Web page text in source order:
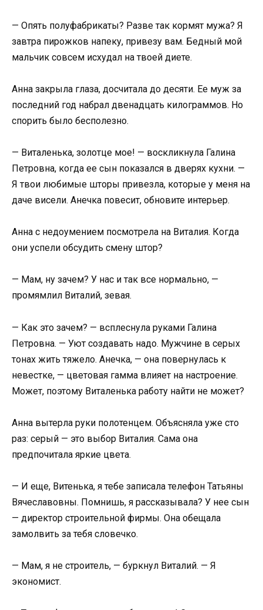
— Опять полуфабрикаты? Разве так кормят мужа? Я
завтра пирожков напеку, привезу вам. Бедный мой
мальчик совсем исхудал на твоей диете.
Анна закрыла глаза, досчитала до десяти. Ее муж за
последний год набрал двенадцать килограммов. Но
спорить было бесполезно.
— Виталенька, золотце мое! — воскликнула Галина
Петровна, когда ее сын показался в дверях кухни. —
Я твои любимые шторы привезла, которые у меня на
даче висели. Анечка повесит, обновите интерьер.
Анна с недоумением посмотрела на Виталия. Когда
они успели обсудить смену штор?
— Мам, ну зачем? У нас и так все нормально, —
промямлил Виталий, зевая.
— Как это зачем? — всплеснула руками Галина
Петровна. — Уют создавать надо. Мужчине в серых
тонах жить тяжело. Анечка, — она повернулась к
невестке, — цветовая гамма влияет на настроение.
Может, поэтому Виталенька работу найти не может?
Анна вытерла руки полотенцем. Объясняла уже сто
раз: серый — это выбор Виталия. Сама она
предпочитала яркие цвета.
— И еще, Витенька, я тебе записала телефон Татьяны
Вячеславовны. Помнишь, я рассказывала? У нее сын
— директор строительной фирмы. Она обещала
замолвить за тебя словечко.
— Мам, я не строитель, — буркнул Виталий. — Я
экономист.